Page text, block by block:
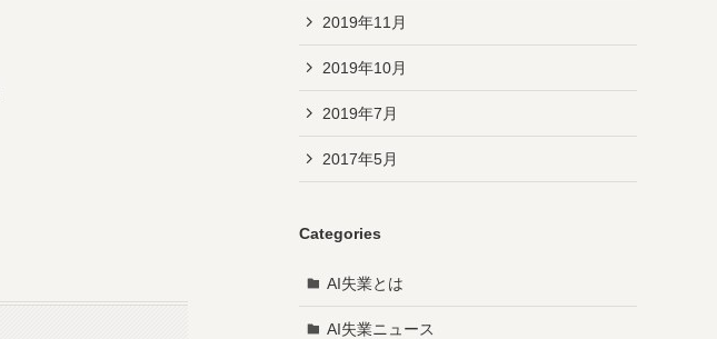
2019年11月
2019年10月
2019年7月
2017年5月
Categories
AI失業とは
AI失業ニュース